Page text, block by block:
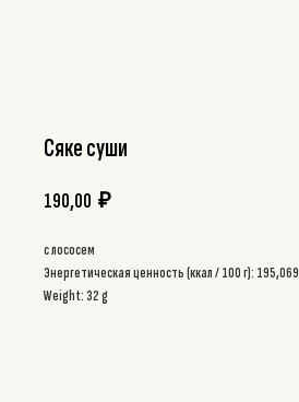
Сяке суши
190,00 ₽
с лососем
Энергетическая ценность (ккал / 100 г): 195,069
Weight: 32 g